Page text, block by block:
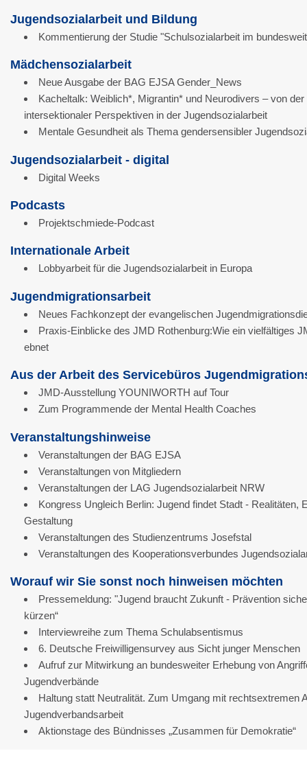
Jugendsozialarbeit und Bildung
Kommentierung der Studie "Schulsozialarbeit im
Mädchensozialarbeit
Neue Ausgabe der BAG EJSA Gender_News
Kacheltalk: Weiblich*, Migrantin* und Neurodivers – von der
intersektionaler Perspektiven in der Jugendsozialarbeit
Mentale Gesundheit als Thema gendersensibler
Jugendsozialarbeit - digital
Digital Weeks
Podcasts
Projektschmiede-Podcast
Internationale Arbeit
Lobbyarbeit für die Jugendsozialarbeit in Europa
Jugendmigrationsarbeit
Neues Fachkonzept der evangelischen
Praxis-Einblicke des JMD Rothenburg:Wie ein vielfältiges
ebnet
Aus der Arbeit des Servicebüros
JMD-Ausstellung YOUNIWORTH auf Tour
Zum Programmende der Mental Health Coaches
Veranstaltungshinweise
Veranstaltungen der BAG EJSA
Veranstaltungen von Mitgliedern
Veranstaltungen der LAG Jugendsozialarbeit NRW
Kongress Ungleich Berlin: Jugend findet Stadt - Realitäten,
Gestaltung
Veranstaltungen des Studienzentrums Josefstal
Veranstaltungen des Kooperationsverbundes
Worauf wir Sie sonst noch hinweisen möchten
Pressemeldung: "Jugend braucht Zukunft - Prävention
kürzen“
Interviewreihe zum Thema Schulabsentismus
6. Deutsche Freiwilligensurvey aus Sicht junger Menschen
Aufruf zur Mitwirkung an bundesweiter Erhebung von
Jugendverbände
Haltung statt Neutralität. Zum Umgang mit rechtsextremen
Jugendverbandsarbeit
Aktionstage des Bündnisses „Zusammen für Demokratie“